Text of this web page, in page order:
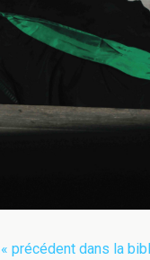
« précédent dans la